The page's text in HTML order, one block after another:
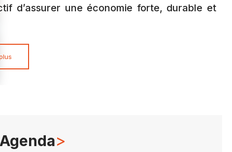
d’assurer une économie forte, durable et
Agenda>